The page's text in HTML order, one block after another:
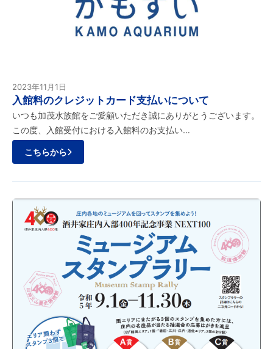
2023年11月1日
入館料のクレジットカード支払いについて
いつも加茂水族館をご愛顧いただき誠にありがとうございます。
この度、入館受付における入館料のお支払い…
こちらから